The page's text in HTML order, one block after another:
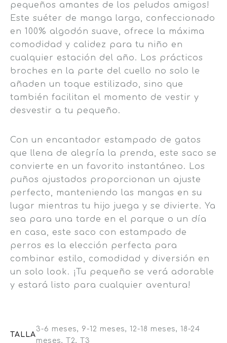
pequeños amantes de los peludos amigos!
Este suéter de manga larga, confeccionado
en 100% algodón suave, ofrece la máxima
comodidad y calidez para tu niño en
cualquier estación del año. Los prácticos
broches en la parte del cuello no solo le
añaden un toque estilizado, sino que
también facilitan el momento de vestir y
desvestir a tu pequeño.
Con un encantador estampado de gatos
que llena de alegría la prenda, este saco se
convierte en un favorito instantáneo. Los
puños ajustados proporcionan un ajuste
perfecto, manteniendo las mangas en su
lugar mientras tu hijo juega y se divierte. Ya
sea para una tarde en el parque o un día
en casa, este saco con estampado de
perros es la elección perfecta para
combinar estilo, comodidad y diversión en
un solo look. ¡Tu pequeño se verá adorable
y estará listo para cualquier aventura!
TALLA
3-6 meses, 9-12 meses, 12-18 meses, 18-24
meses, T2, T3